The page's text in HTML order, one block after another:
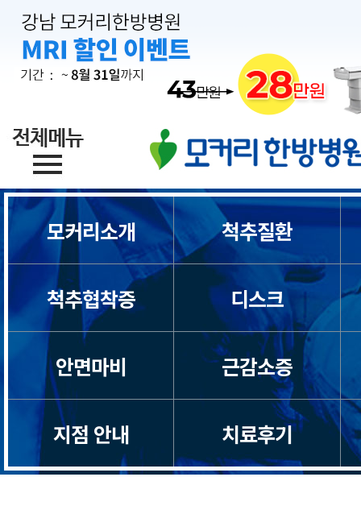
모커리소개 척추질환
척추협착증 디스크
안면마비 근감소증
지점 안내 치료후기
일자목/거북목
척수증
허리디스크
허리통증
좌골신경통
척추관협착증
척추분리증
척추전방전위증